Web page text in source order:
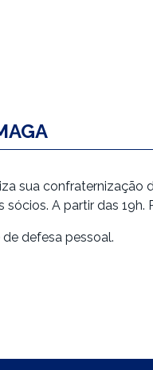
sua confraternização
A partir das 19h.
defesa pessoal.